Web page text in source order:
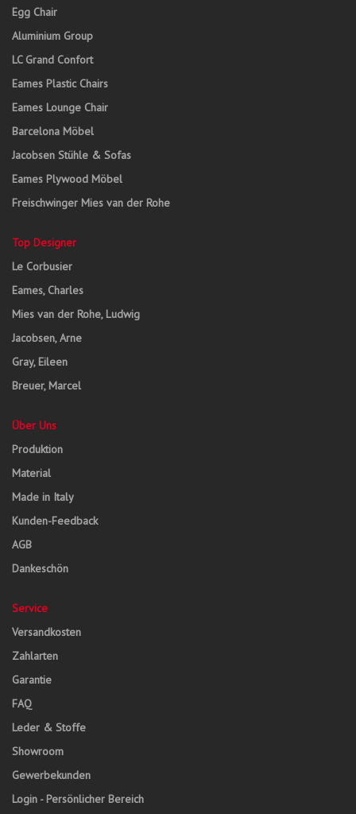
Egg Chair
Aluminium Group
LC Grand Confort
Eames Plastic Chairs
Eames Lounge Chair
Barcelona Möbel
Jacobsen Stühle & Sofas
Eames Plywood Möbel
Freischwinger Mies van der Rohe
Top Designer
Le Corbusier
Eames, Charles
Mies van der Rohe, Ludwig
Jacobsen, Arne
Gray, Eileen
Breuer, Marcel
Über Uns
Produktion
Material
Made in Italy
Kunden-Feedback
AGB
Dankeschön
Service
Versandkosten
Zahlarten
Garantie
FAQ
Leder & Stoffe
Showroom
Gewerbekunden
Login - Persönlicher Bereich